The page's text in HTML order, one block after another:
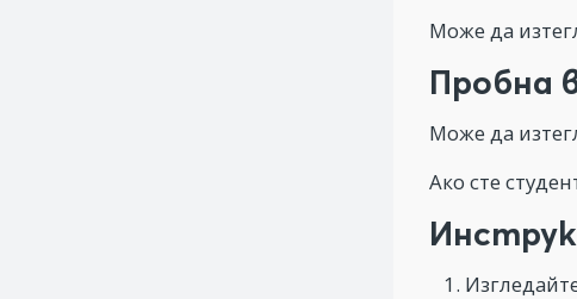
Може да
Пробна
Може да
Ако сте